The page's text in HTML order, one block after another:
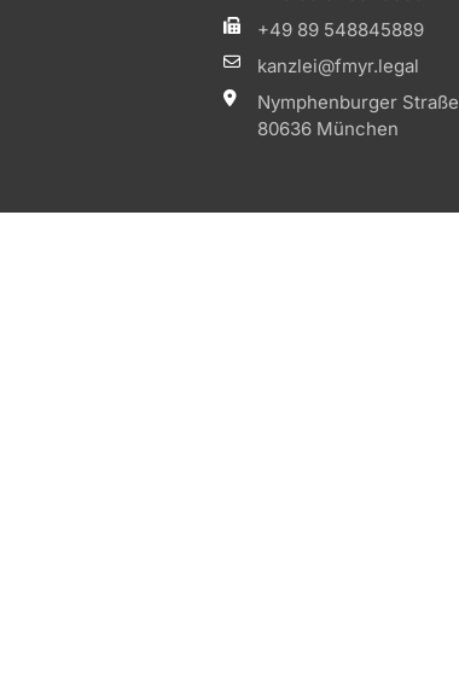
+49 89 548845889
kanzlei@fmyr.legal
Nymphenburger
80636 München